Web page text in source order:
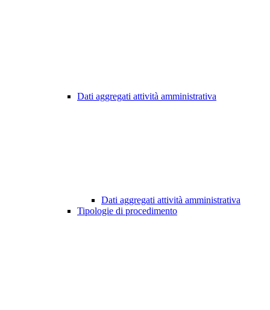
Dati aggregati attività amministrativa
Dati aggregati attività amministrativa
Tipologie di procedimento